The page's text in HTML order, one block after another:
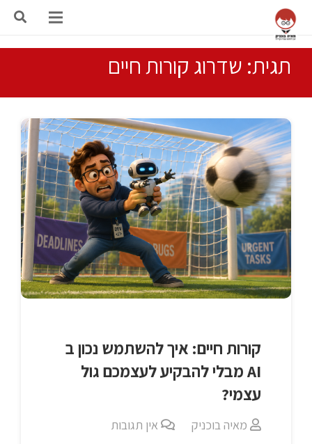
תגית: שדרוג קורות חיים
קורות חיים: איך להשתמש נכון ב
AI מבלי להבקיע לעצמכם גול
עצמי?
מאיה בוכניק אין תגובות